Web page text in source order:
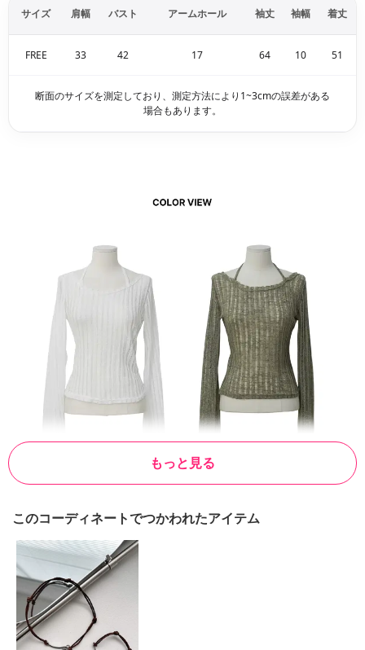
もっと見る
サイズ 肩幅 バスト アームホール 袖丈 袖幅 着丈
FREE 33 42 17 64 10 51
断面のサイズを測定しており、測定方法により1~3cmの誤差がある
場合もあります。
このコーディネートでつかわれたアイテム